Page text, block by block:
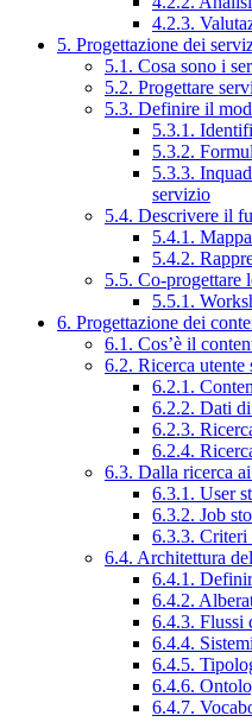
4.2.3.
5. Progettazione dei
5.1. Cosa sono i
5.2. Progettare
5.3. Definire il
5.3.1.
5.3.2.
5.3.3.
servizio
5.4. Descrivere il
5.4.1.
5.4.2.
5.5. Co-progettare
5.5.1.
6. Progettazione dei
6.1. Cos’è il
6.2. Ricerca
6.2.1.
6.2.2. Dati
6.2.3.
6.2.4.
6.3. Dalla ricerca
6.3.1. User
6.3.2. Job
6.3.3. Criteri
6.4. Architettura
6.4.1.
6.4.2.
6.4.3. Flussi
6.4.4.
6.4.5.
6.4.6.
6.4.7.